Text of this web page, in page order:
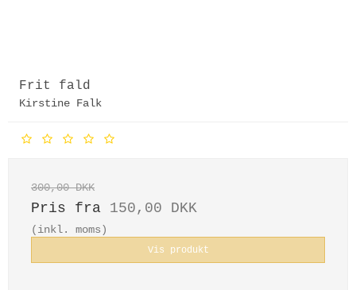
Frit fald
Kirstine Falk
300,00 DKK
Pris fra 150,00 DKK
(inkl. moms)
Vis produkt